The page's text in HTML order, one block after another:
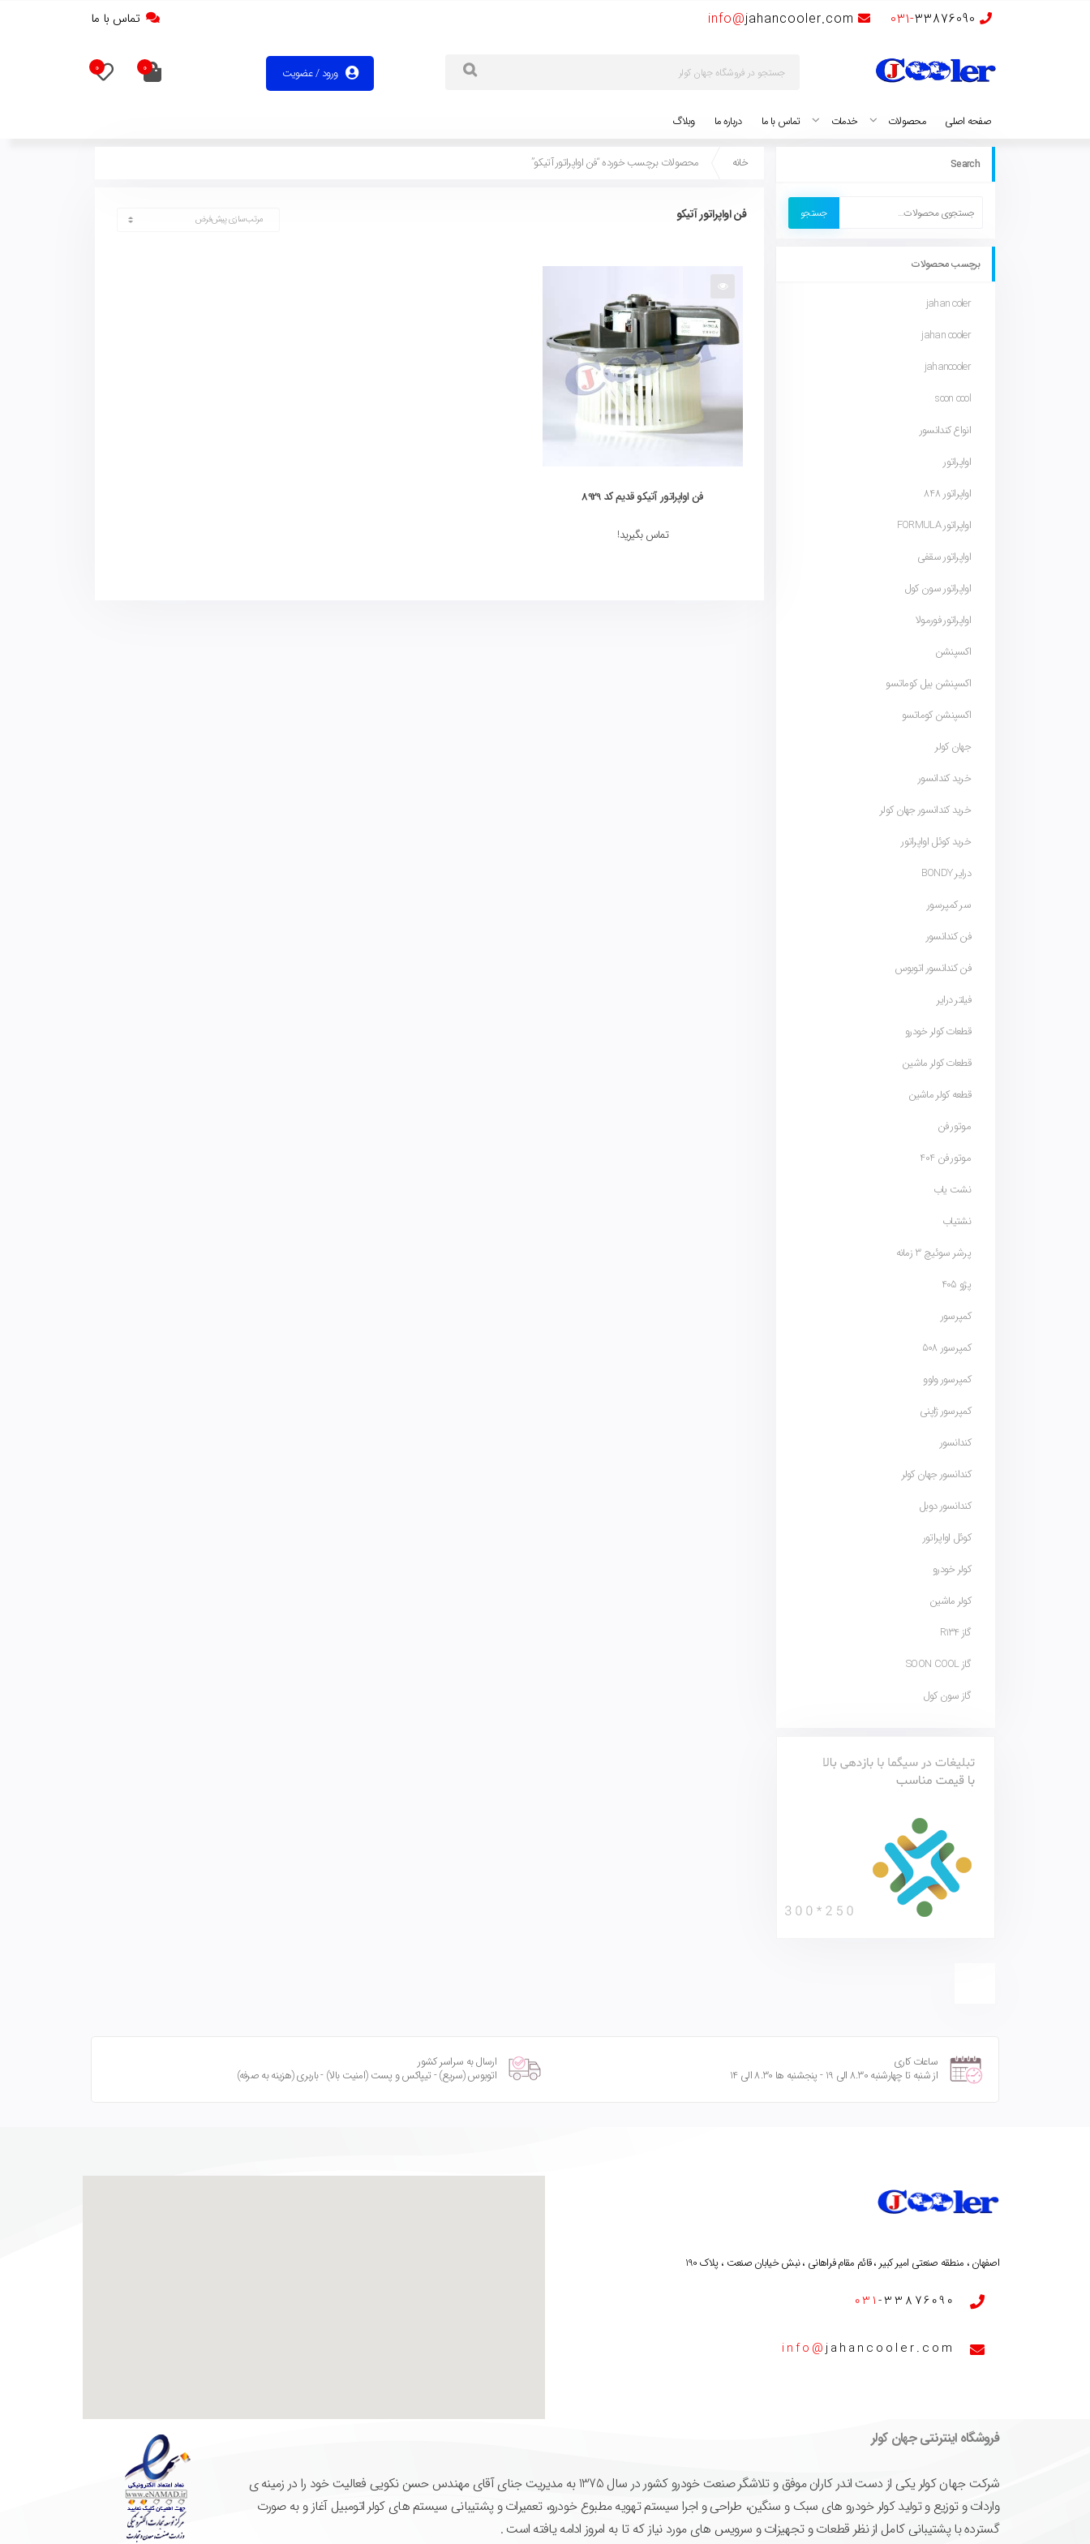
031-33876090
info@jahancooler.com تماس با ما
ورود / عضویت 0
0
صفحه اصلی محصولات خدمات تماس با ما درباره ما وبلاگ
Search
جستجو
برچسب محصولات
jahan coler
jahan cooler
jahancooler
soon cool
انواع کندانسور
اواپراتور
اواپراتور 848
اواپراتور FORMULA
اواپراتور سقفی
اواپراتور سون کول
اواپراتور فورمولا
اکسپنشن
اکسپنشن بیل کوماتسو
اکسپنشن کوماتسو
جهان کولر
خرید کندانسور
خرید کندانسور جهان کولر
خرید کوئل اواپراتور
درایر BONDY
سر کمپرسور
فن کندانسور
فن کندانسور اتوبوس
فیلتر درایر
قطعات کولر خودرو
قطعات کولر ماشین
قطعه کولر ماشین
موتور فن
موتور فن 404
نشت یاب
نشتیاب
پرشر سوئیچ 3 زمانه
پژو 405
کمپرسور
کمپرسور 508
کمپرسور ولوو
کمپرسور ژاپنی
کندانسور
کندانسور جهان کولر
کندانسور دوبل
کوئل اواپراتور
کولر خودرو
کولر ماشین
گاز R134
گاز SOON COOL
گاز سون کول
خانه محصولات برچسب خورده “فن اواپراتور آتیکو”
فن اواپراتور آتیکو
فن اواپراتور آتیکو قدیم کد 8929
تماس بگیرید!
ساعات کاری
از شنبه تا چهارشنبه 8.30 الی 19 - پنجشنبه ها 8.30 الی 14
ارسال به سراسر کشور
اتوبوس (سریع) - تیپاکس و پست (امنیت بالا) - باربری (هزینه به صرفه)
اصفهان ، منطقه صنعتی امیر کبیر ، قائم مقام فراهانی ، نبش خیابان صنعت ، پلاک 190
031-33876090
info@jahancooler.com
فروشگاه اینترنتی جهان کولر
شرکت جهان کولر یکی از دست اندر کاران موفق و تلاشگر صنعت خودرو کشور در سال 1375 به مدیریت جنای آقای مهندس حسن نکویی فعالیت خود را در زمینه ی
واردات و توزیع و تولید کولر خودرو های سبک و سنگین، طراحی و اجرا سیستم تهویه مطبوع خودرو، تعمیرات و پشتیبانی سیستم های کولر اتومبیل آغاز و به صورت
گسترده با پشتیبانی کامل از نظر قطعات و تجهیزات و سرویس های مورد نیاز که تا به امروز ادامه یافته است .